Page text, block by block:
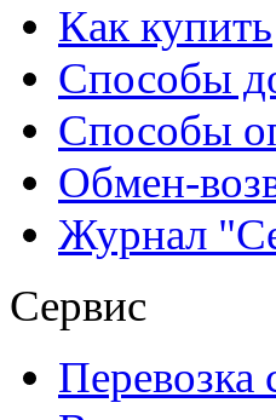
Как купить
Способы
Способы
Обмен-
Журнал
Сервис
Перевозка